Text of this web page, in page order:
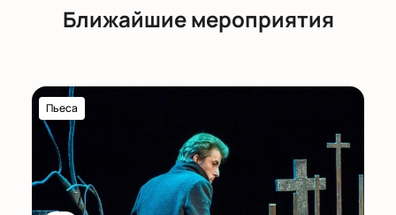
Ближайшие мероприятия
Пьеса